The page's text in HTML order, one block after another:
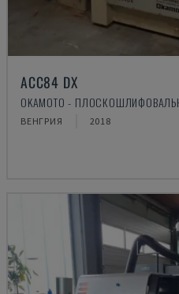
ACC84 DX
OKAMOTO -
ВЕНГРИЯ 2018